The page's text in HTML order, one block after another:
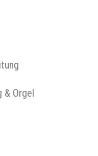
& Orgel